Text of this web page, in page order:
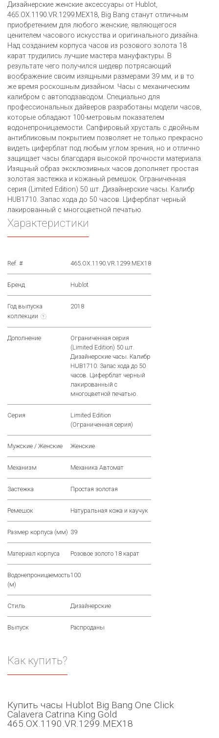
Дизайнерские женские аксессуары от Hublot,
465.OX.1190.VR.1299.MEX18, Big Bang станут отличным
приобретением для любого женские, являющегося
ценителем часового искусства и оригинального дизайна.
Над созданием корпуса часов из розового золота 18
карат трудились лучшие мастера мануфактуры. В
результате чего получился шедевр потрясающий
воображение своим изящными размерами 39 мм, и в то
же время роскошным дизайном. Часы с механическим
калибром с автоподзаводом. Специально для
профессиональных дайверов разработаны модели часов,
которые обладают 100-метровым показателем
водонепроницаемости. Сапфировый хрусталь с двойным
антибликовым покрытием позволяет не только прекрасно
видеть циферблат под любым углом зрения, но и отлично
защищает часы благодаря высокой прочности материала.
Изящный образ эксклюзивных часов дополняет простая
золотая застежка и кожаный ремешок. Ограниченная
серия (Limited Edition) 50 шт. Дизайнерские часы. Калибр
HUB1710. Запас хода до 50 часов. Циферблат черный
лакированный с многоцветной печатью.
Характеристики
Ref. # 465.OX.1190.VR.1299.MEX18
Бренд Hublot
Год выпуска
коллекции
?
2018
Дополнение
Ограниченная серия
(Limited Edition) 50 шт.
Дизайнерские часы. Калибр
HUB1710. Запас хода до 50
часов. Циферблат черный
лакированный с
многоцветной печатью.
Серия
Limited Edition
(Ограниченная серия)
Мужские / Женские Женские
Механизм Механика Автомат
Застежка Простая золотая
Ремешок Натуральная кожа и каучук
Размер корпуса (мм) 39
Материал корпуса Розовое золото 18 карат
Водонепроницаемость
(м)
100
Стиль Дизайнерские
Выпуск Распроданы
Как купить?
Купить часы Hublot Big Bang One Click
Calavera Catrina King Gold
465.OX.1190.VR.1299.MEX18